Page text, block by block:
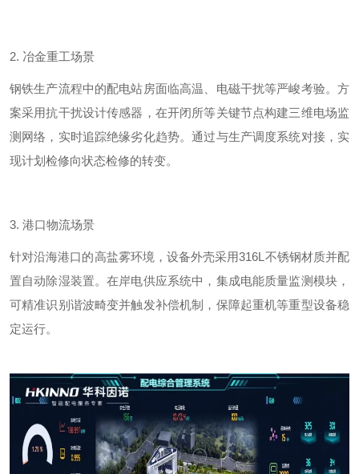
2. 冶金重工场景
钢铁生产流程中的配电站房面临高温、电磁干扰等严峻考验。方
案采用抗干扰设计传感器，在开闭所等关键节点构建三维电场监
测网络，实时追踪绝缘劣化趋势。通过与生产调度系统对接，实
现计划检修向状态检修的转变。
3. 港口物流场景
针对沿海港口的高盐雾环境，设备外壳采用316L 不锈钢材质并配
置自动除湿装置。在岸电供应系统中，集成电能质量监测模块，
可精准识别谐波畸变并触发补偿机制，保障起重机等重型设备稳
定运行。